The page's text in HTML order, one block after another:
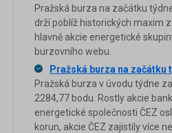
Pražská burza na začátku
drží poblíž historických maxim
hlavně akcie energetické
burzovního webu.
Pražská burza na
Pražská burza v úvodu týdne
2284,77 bodu. Rostly akcie
energetické společnosti ČEZ
korun, akcie ČEZ zajistily více